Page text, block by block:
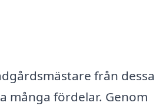
från dessa
många fördelar. Genom